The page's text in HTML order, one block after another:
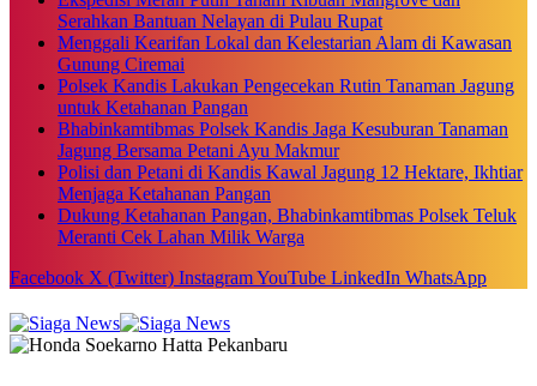
Serahkan Bantuan Nelayan di Pulau Rupat
Menggali Kearifan Lokal dan Kelestarian Alam di Kawasan
Gunung Ciremai
Polsek Kandis Lakukan Pengecekan Rutin Tanaman Jagung
untuk Ketahanan Pangan
Bhabinkamtibmas Polsek Kandis Jaga Kesuburan Tanaman
Jagung Bersama Petani Ayu Makmur
Polisi dan Petani di Kandis Kawal Jagung 12 Hektare, Ikhtiar
Menjaga Ketahanan Pangan
Dukung Ketahanan Pangan, Bhabinkamtibmas Polsek Teluk
Meranti Cek Lahan Milik Warga
Facebook X (Twitter) InstagramYouTube LinkedIn WhatsApp